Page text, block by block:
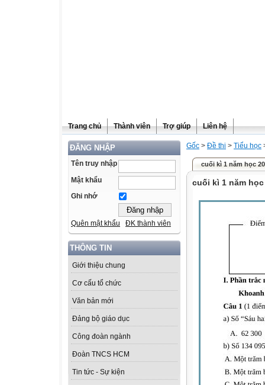
Trang chủ Thành viên Trợ giúp Liên hệ
ĐĂNG NHẬP
Tên truy nhập
Mật khẩu
Ghi nhớ
Quên mật khẩu ĐK thành viên
THÔNG TIN
Giới thiệu chung
Cơ cấu tổ chức
Văn bản mới
Đảng bộ giáo dục
Công đoàn ngành
Đoàn TNCS HCM
Tin tức - Sự kiện
Gốc > Đề thi > Tiểu học
cuối kì 1 năm học
cuối kì 1 năm học